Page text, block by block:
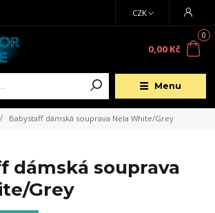
Menu
CZK
0
0,00 Kč
Babystaff dámská souprava Nela White/Grey
dámská souprava
Grey